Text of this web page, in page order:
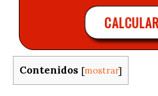
CALCULAR
Contenidos [mostrar]